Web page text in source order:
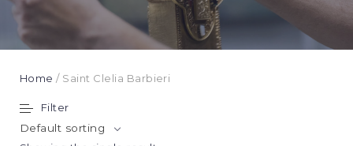
Home / Saint Clelia Barbieri
Default sorting
Filter